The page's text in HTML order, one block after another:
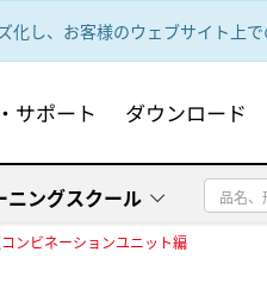
し、お客様のウェブサイト上
サポート ダウンロード
ニングスクール
ンビネーションユニット編